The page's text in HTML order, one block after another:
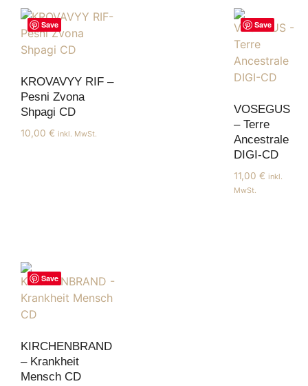
Save
KROVAVYY RIF –
Pesni Zvona
Shpagi CD
10,00 € inkl. MwSt.
Save
VOSEGUS
– Terre
Ancestrale
DIGI-CD
11,00 € inkl.
MwSt.
Save
KIRCHENBRAND
– Krankheit
Mensch CD